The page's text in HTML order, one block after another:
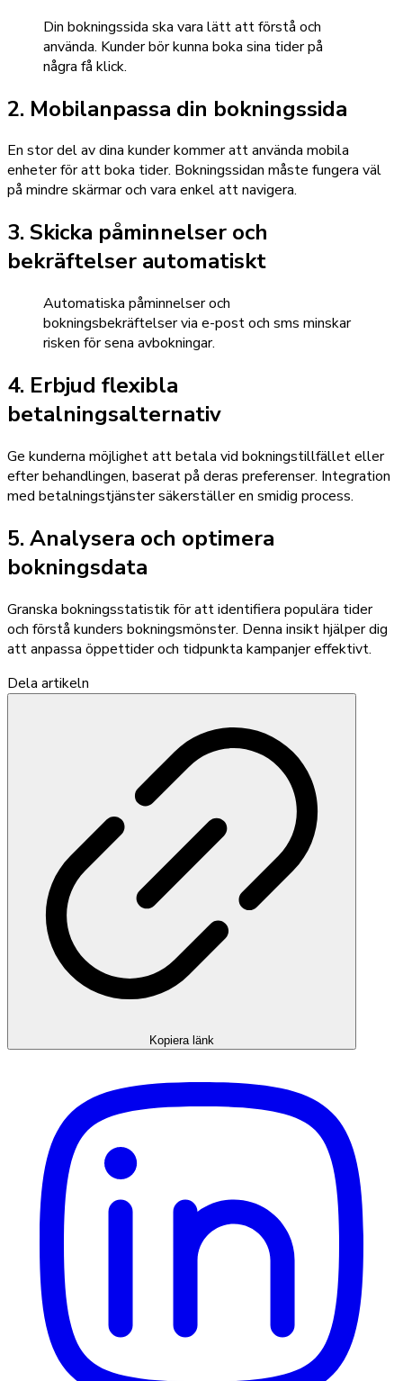
Din bokningssida ska vara lätt att förstå och
använda. Kunder bör kunna boka sina tider på
några få klick.
2. Mobilanpassa din bokningssida
En stor del av dina kunder kommer att använda mobila
enheter för att boka tider. Bokningssidan måste fungera väl
på mindre skärmar och vara enkel att navigera.
3. Skicka påminnelser och
bekräftelser automatiskt
Automatiska påminnelser och
bokningsbekräftelser via e-post och sms minskar
risken för sena avbokningar.
4. Erbjud flexibla
betalningsalternativ
Ge kunderna möjlighet att betala vid bokningstillfället eller
efter behandlingen, baserat på deras preferenser. Integration
med betalningstjänster säkerställer en smidig process.
5. Analysera och optimera
bokningsdata
Granska bokningsstatistik för att identifiera populära tider
och förstå kunders bokningsmönster. Denna insikt hjälper dig
att anpassa öppettider och tidpunkta kampanjer effektivt.
Dela artikeln
Kopiera länk